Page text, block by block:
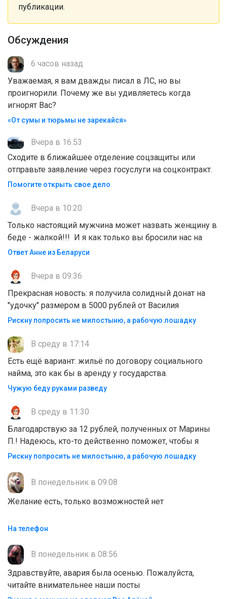
публикации.
Обсуждения
6 часов назад
Уважаемая, я вам дважды писал в ЛС, но вы
проигнорили. Почему же вы удивляетесь когда
игнорят Вас?
«От сумы и тюрьмы не зарекайся»
Вчера в 16:53
Сходите в ближайшее отделение соцзащиты или
отправьте заявление через госуслуги на соцконтракт.
Помогите открыть свое дело
Вчера в 10:20
Только настоящий мужчина может назвать женщину в
беде - жалкой!!! И я как только вы бросили нас на
Ответ Анне из Беларуси
Вчера в 09:36
Прекрасная новость: я получила солидный донат на
"удочку" размером в 5000 рублей от Василия
Рискну попросить не милостыню, а рабочую лошадку
В среду в 17:14
Есть ещё вариант: жильё по договору социального
найма, это как бы в аренду у государства.
Чужую беду руками разведу
В среду в 11:30
Благодарствую за 12 рублей, полученных от Марины
П.! Надеюсь, кто-то действенно поможет, чтобы я
Рискну попросить не милостыню, а рабочую лошадку
В понедельник в 09:08
Желание есть, только возможностей нет
На телефон
В понедельник в 08:56
Здравствуйте, авария была осенью. Пожалуйста,
читайте внимательнее наши посты